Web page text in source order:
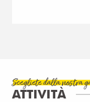
Scegliete dalla nostra
ATTIVITÀ